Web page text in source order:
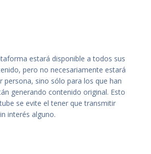
estará disponible a todos sus
pero no necesariamente estará
persona, sino sólo para los que han
generando contenido original. Esto
se evite el tener que transmitir
interés alguno.